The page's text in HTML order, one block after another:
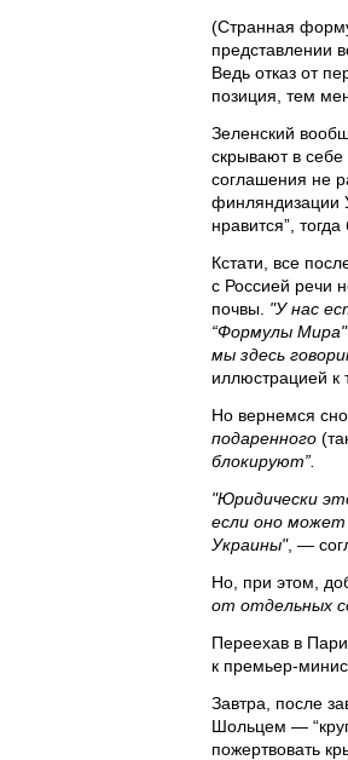
(Странная
представлении
Ведь отказ от
позиция, тем
Зеленский
скрывают в
соглашения не
финляндизации
нравится”,
Кстати, все
с Россией речи
почвы. "У нас
“Формулы
мы здесь
иллюстрацией к
Но вернемся
подаренного
блокируют”.
"Юридически
если оно может
Украины", —
Но, при этом,
от отдельных
Переехав в
к премьер-
Завтра, после
Шольцем —
пожертвовать